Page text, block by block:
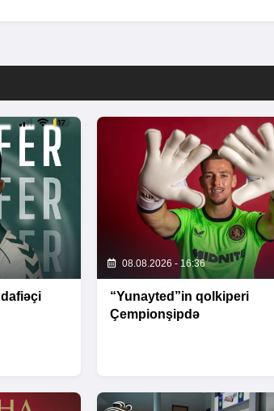
08.08.2026 - 16:36
“Yunayted”in qolkiperi
Çempionşipdə